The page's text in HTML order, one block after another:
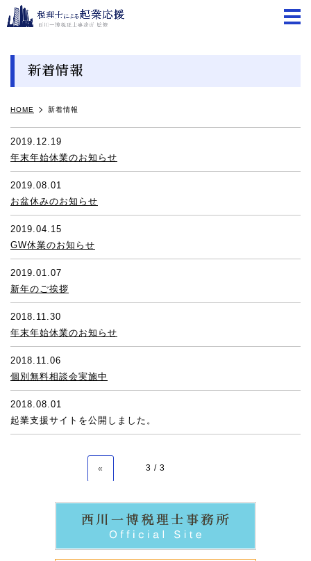
新着情報
HOME 新着情報
2019.12.19
年末年始休業のお知らせ
2019.08.01
お盆休みのお知らせ
2019.04.15
GW休業のお知らせ
2019.01.07
新年のご挨拶
2018.11.30
年末年始休業のお知らせ
2018.11.06
個別無料相談会実施中
2018.08.01
起業支援サイトを公開しました。
3 / 3
«